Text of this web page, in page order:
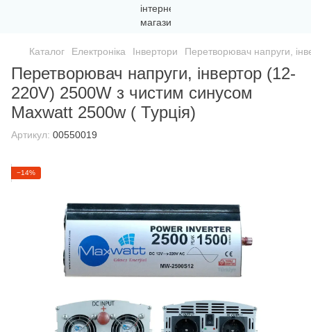
Каталог Електроніка Інвертори Перетворювач напруги,
Перетворювач напруги, інвертор (12-
220V) 2500W з чистим синусом
Maxwatt 2500w ( Турція)
Артикул: 00550019
−14%